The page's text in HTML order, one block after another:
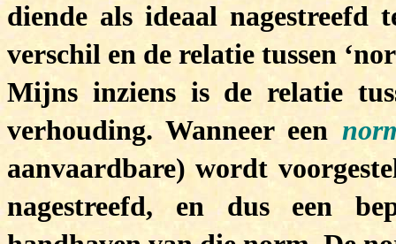
diende als ideaal
verschil en de relatie tussen
Mijns inziens is de relatie
verhouding. Wanneer een
aanvaardbare) wordt
nagestreefd, en dus een